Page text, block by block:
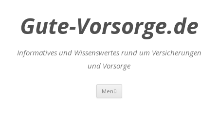
Gute-Vorsorge.de
Informatives und Wissenswertes rund um Versicherungen
und Vorsorge
Menü Zum
springen